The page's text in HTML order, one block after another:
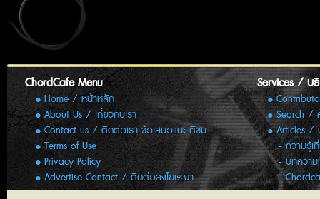
ChordCafe Menu
Home / หน้าหลัก
About Us / เกี่ยวกับเรา
Contact us / ติดต่อเรา ข้อเสนอแนะ ติชม
Terms of Use
Privacy Policy
Advertise Contact / ติดต่อลงโฆษณา
Services / บ
Search /
Articles /
ความรู้
บทความ